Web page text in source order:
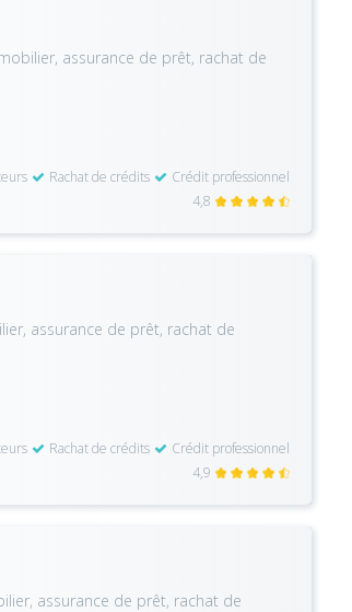
assurance de prêt, rachat de
Rachat de crédits
Crédit professionnel
4,8
assurance de prêt, rachat de
Rachat de crédits
Crédit professionnel
4,9
assurance de prêt, rachat de